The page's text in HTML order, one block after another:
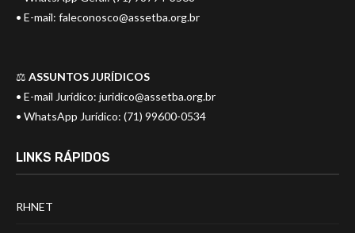
• E-mail: faleconosco@assetba.org.br
⚖️ ASSUNTOS JURÍDICOS
• E-mail Jurídico: juridico@assetba.org.br
• WhatsApp Jurídico: (71) 99600-0534
LINKS RÁPIDOS
RHNET